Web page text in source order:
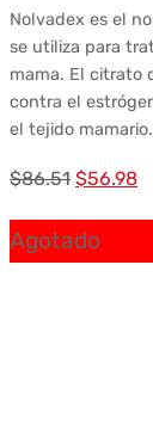
Nolvadex es el
se utiliza para
mama. El citrato
contra el
el tejido mamario.
$86.51 El
original
$56.98El
Agotado